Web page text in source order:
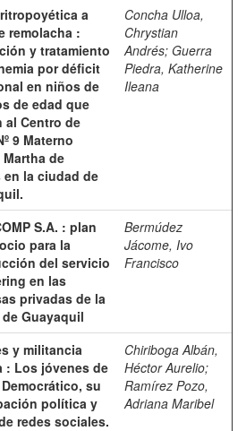
a
remolacha :
y tratamiento
por déficit
en niños de
de edad que
al Centro de
9 Materno
de
en la ciudad de
Concha Ulloa,
Chrystian
Andrés; Guerra
Piedra, Katherine
Ileana
S.A. : plan
para la
del servicio
en las
privadas de la
Guayaquil
Bermúdez
Jácome, Ivo
Francisco
y militancia
: Los jóvenes de
su
política y
redes sociales.
Chiriboga Albán,
Héctor Aurelio;
Ramírez Pozo,
Adriana Maribel